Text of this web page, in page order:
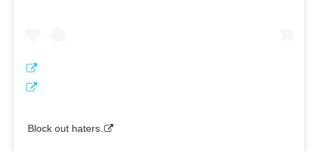
Block out haters.